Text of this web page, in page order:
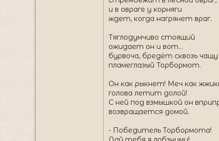
и в овраге у корняги
ждет, когда нагрянет враг.
Тяглодумчиво стоящий
ожидает он и вот...
бурвоча, бредёт сквозь чащу
пламеглазый Торбормот.
Он как рыкнет! Меч как
голова летит долой!
С ней под взмышкой он
возвращается домой.
- Победитель Торбормота!